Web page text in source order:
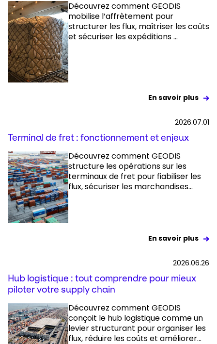
Découvrez comment GEODIS
mobilise l’affrètement pour
structurer les flux, maîtriser les coûts
et sécuriser les expéditions ...
En savoir plus
2026.07.01
Terminal de fret : fonctionnement et enjeux
Découvrez comment GEODIS
structure les opérations sur les
terminaux de fret pour fiabiliser les
flux, sécuriser les marchandises...
En savoir plus
2026.06.26
Hub logistique : tout comprendre pour mieux
piloter votre supply chain
Découvrez comment GEODIS
conçoit le hub logistique comme un
levier structurant pour organiser les
flux, réduire les coûts et améliorer...